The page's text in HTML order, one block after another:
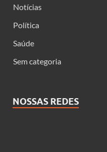
Notícias
Política
Saúde
Sem categoria
NOSSAS REDES